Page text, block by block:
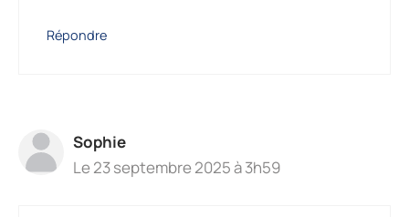
Répondre
Sophie
Le 23 septembre 2025 à 3h59